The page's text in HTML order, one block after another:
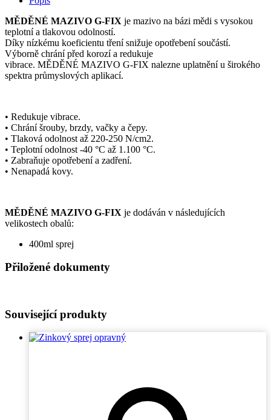
MĚDĚNÉ MAZIVO G-FIX je mazivo na bázi mědi s vysokou
teplotní a tlakovou odolností.
Díky nízkému koeficientu tření snižuje opotřebení součástí.
Výborně chrání před korozí a redukuje
vibrace. MĚDĚNÉ MAZIVO G-FIX nalezne uplatnění u širokého
spektra průmyslových aplikací.
• Redukuje vibrace.
• Chrání šrouby, brzdy, vačky a čepy.
• Tlaková odolnost až 220-250 N/cm2.
• Teplotní odolnost -40 °C až 1.100 °C.
• Zabraňuje opotřebení a zadření.
• Nenapadá kovy.
MĚDĚNÉ MAZIVO G-FIX je dodáván v následujících
velikostech obalů:
400ml sprej
Přiložené dokumenty
Související produkty